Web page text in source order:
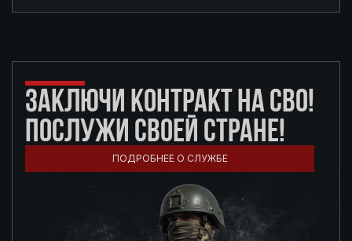
ЗАКЛЮЧИ КОНТРАКТ НА СВО!
ПОСЛУЖИ СВОЕЙ СТРАНЕ!
ПОДРОБНЕЕ О СЛУЖБЕ